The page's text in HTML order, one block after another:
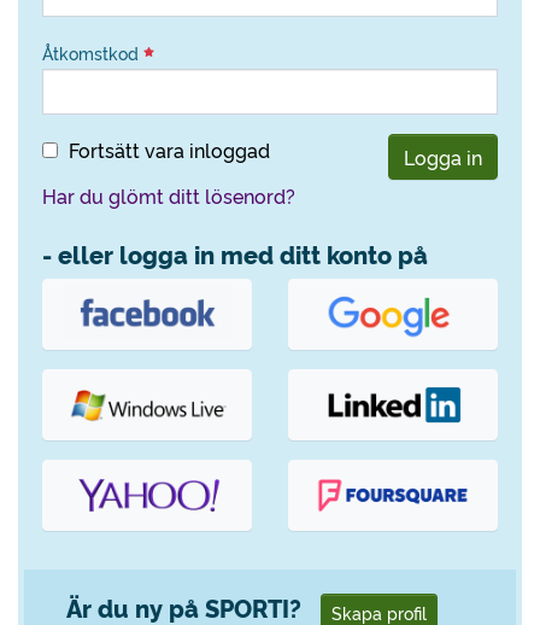
Åtkomstkod
Fortsätt vara inloggad
Logga in
Har du glömt ditt lösenord?
- eller logga in med ditt konto på
Är du ny på SPORTI? Skapa profil